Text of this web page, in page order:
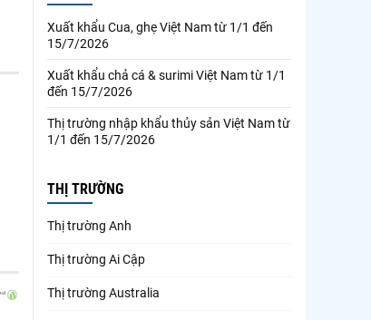
Xuất khẩu Cua, ghẹ Việt Nam từ 1/1 đến
15/7/2026
Xuất khẩu chả cá & surimi Việt Nam từ 1/1
đến 15/7/2026
Thị trường nhập khẩu thủy sản Việt Nam từ
1/1 đến 15/7/2026
THỊ TRƯỜNG
Thị trường Anh
Thị trường Ai Cập
Thị trường Australia